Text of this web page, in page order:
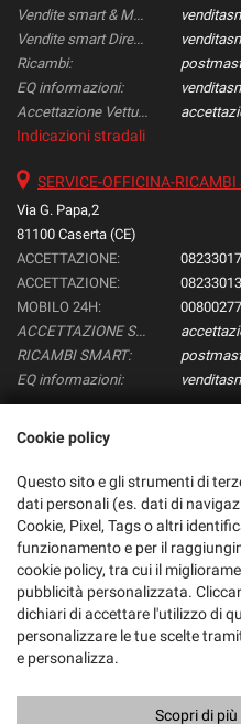
Vendite smart & Mercedes Direzionali:
Vendite smart Direzionali:
Ricambi:
EQ informazioni:
Accettazione Vetture:
Indicazioni stradali
SERVICE-OFFICINA-RICAMBI
Via G. Papa,2
81100 Caserta (CE)
ACCETTAZIONE:
ACCETTAZIONE:
MOBILO 24H:
ACCETTAZIONE SMART:
RICAMBI SMART:
EQ informazioni:
Smart CEcar Srl
Via Papa, 2, Caserta (CE)
C.F/P.IVA:02524330616
Registro delle imprese: CE
Cookie policy
Questo sito e gli strumenti di
dati personali (es. dati di
Cookie, Pixel, Tags o altri
funzionamento e per il
cookie policy, tra cui il
pubblicità personalizzata.
dichiari di accettare l'utilizzo di
personalizzare le tue scelte
e personalizza.
Scopri di